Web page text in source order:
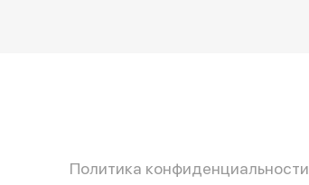
Политика конфиденциальности